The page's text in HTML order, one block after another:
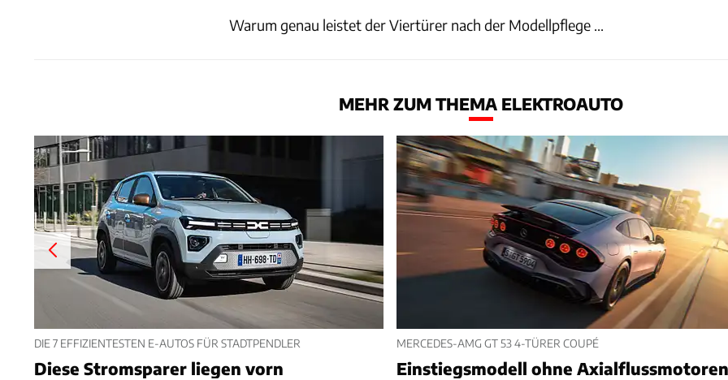
Warum genau leistet der Viertürer nach der Modellpflege ...
MEHR ZUM THEMA ELEKTROAUTO
DIE 7 EFFIZIENTESTEN E-AUTOS FÜR STADTPENDLER
Diese Stromsparer liegen vorn
MERCEDES-AMG GT 53 4-TÜRER COUPÉ
Einstiegsmodell ohne